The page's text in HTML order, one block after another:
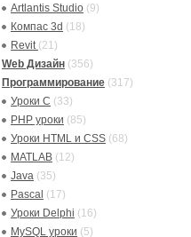
Artlantis Studio (9)
Компас 3d (18)
Revit (21)
Web Дизайн (356)
Программирование (317)
Уроки C (33)
PHP уроки (85)
Уроки HTML и CSS (68)
MATLAB (12)
Java (35)
Pascal (17)
Уроки Delphi (16)
MySQL уроки (5)